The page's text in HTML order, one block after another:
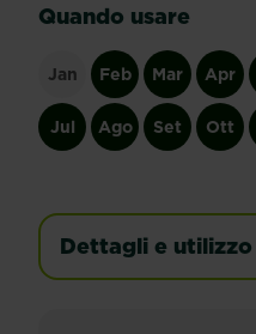
Quando usare
Jan Feb Mar Apr
Jul Ago Set Ott
Dettagli e utilizzo